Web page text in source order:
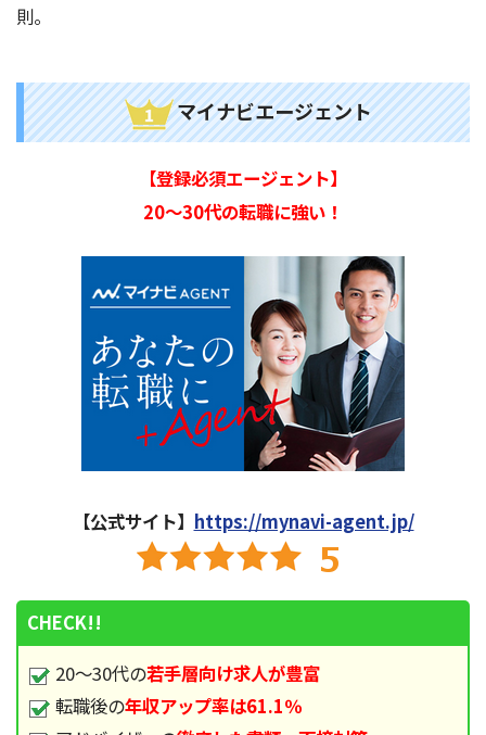
則。
マイナビエージェント
【登録必須エージェント】
20～30代の転職に強い！
【公式サイト】 https://mynavi-agent.jp/
CHECK!!
20～30代の若手層向け求人が豊富
転職後の年収アップ率は61.1％